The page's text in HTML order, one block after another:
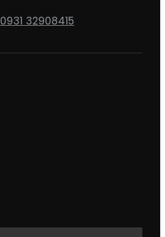
0931 32908415